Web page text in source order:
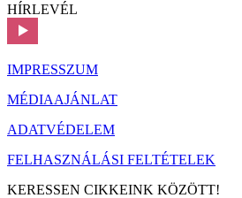
HÍRLEVÉL
IMPRESSZUM
MÉDIAAJÁNLAT
ADATVÉDELEM
FELHASZNÁLÁSI FELTÉTELEK
KERESSEN CIKKEINK KÖZÖTT!